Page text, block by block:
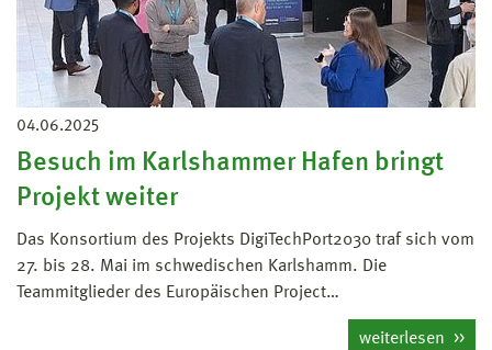
04.06.2025
Besuch im Karlshammer Hafen bringt
Projekt weiter
Das Konsortium des Projekts DigiTechPort2030 traf sich vom
27. bis 28. Mai im schwedischen Karlshamm. Die
Teammitglieder des Europäischen Project…
weiterlesen